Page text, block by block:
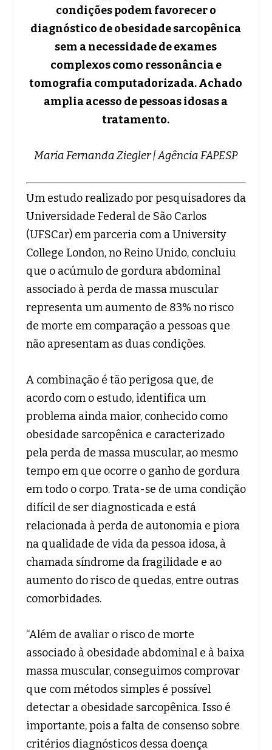
condições podem favorecer o
diagnóstico de obesidade sarcopênica
sem a necessidade de exames
complexos como ressonância e
tomografia computadorizada. Achado
amplia acesso de pessoas idosas a
tratamento.
Maria Fernanda Ziegler | Agência FAPESP
Um estudo realizado por pesquisadores da
Universidade Federal de São Carlos
(UFSCar) em parceria com a University
College London, no Reino Unido, concluiu
que o acúmulo de gordura abdominal
associado à perda de massa muscular
representa um aumento de 83% no risco
de morte em comparação a pessoas que
não apresentam as duas condições.
A combinação é tão perigosa que, de
acordo com o estudo, identifica um
problema ainda maior, conhecido como
obesidade sarcopênica e caracterizado
pela perda de massa muscular, ao mesmo
tempo em que ocorre o ganho de gordura
em todo o corpo. Trata-se de uma condição
difícil de ser diagnosticada e está
relacionada à perda de autonomia e piora
na qualidade de vida da pessoa idosa, à
chamada síndrome da fragilidade e ao
aumento do risco de quedas, entre outras
comorbidades.
“Além de avaliar o risco de morte
associado à obesidade abdominal e à baixa
massa muscular, conseguimos comprovar
que com métodos simples é possível
detectar a obesidade sarcopênica. Isso é
importante, pois a falta de consenso sobre
critérios diagnósticos dessa doença